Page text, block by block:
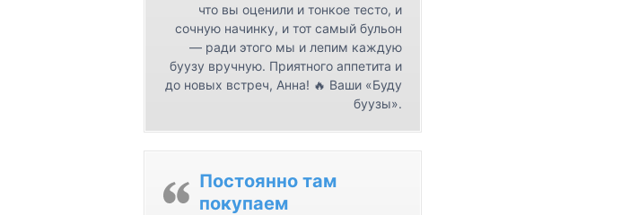
что вы оценили и тонкое тесто, и
сочную начинку, и тот самый бульон
— ради этого мы и лепим каждую
буузу вручную. Приятного аппетита и
до новых встреч, Анна! 🔥 Ваши «Буду
буузы».
Постоянно там
покупаем